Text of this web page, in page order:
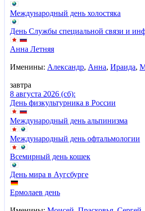
Международный день холостяка
День Службы специальной связи и
Анна Летняя
Именины: Александр, Анна, Ираида,
завтра
8 августа 2026 (сб):
День физкультурника в России
Международный день альпинизма
Международный день офтальмологии
Всемирный день кошек
День мира в Аугсбурге
Ермолаев день